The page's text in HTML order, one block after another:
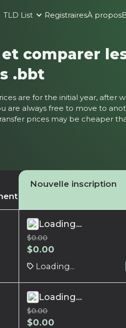
TLD List RegistrairesÀ propos
comparer
.bbt
are for the initial year, after
are always free to move to
prices may be cheaper
Nouvelle inscription
Loading...
$0.00
$0.00
Loading...
Loading...
$0.00
$0.00